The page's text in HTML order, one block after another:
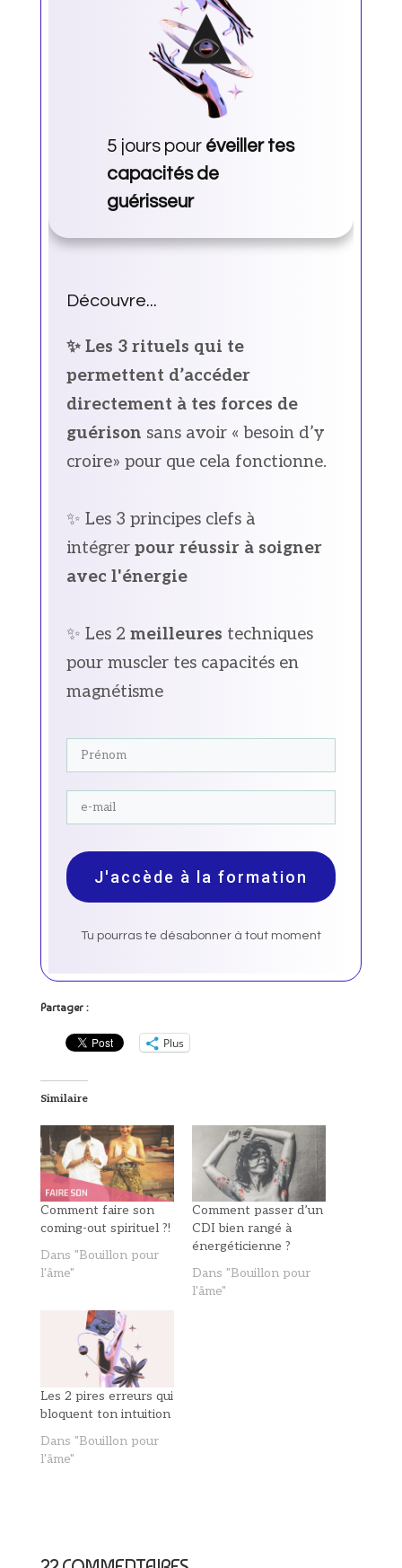
5 jours pour éveiller tes
capacités de
guérisseur
Découvre...
✨ Les 3 rituels qui te
permettent d’accéder
directement à tes forces de
guérison sans avoir « besoin d’y
croire» pour que cela fonctionne.
✨ Les 3 principes clefs à
intégrerpour réussir à soigner
avec l'énergie
✨ Les 2 meilleures techniques
pour muscler tes capacités en
magnétisme
J'accède à la formation
Tu pourras te désabonner à tout moment
Partager :
Plus
Similaire
Comment faire son
coming-out spirituel ?!
Dans "Bouillon pour
l'âme"
Comment passer d’un
CDI bien rangé à
énergéticienne ?
Dans "Bouillon pour
l'âme"
Les 2 pires erreurs qui
bloquent ton intuition
Dans "Bouillon pour
l'âme"